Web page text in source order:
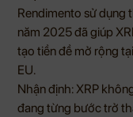
Rendimento sử dụng
năm 2025 đã giúp
tạo tiền đề mở rộng
EU.
Nhận định: XRP
đang từng bước trở